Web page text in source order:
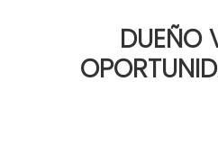
DUEÑO